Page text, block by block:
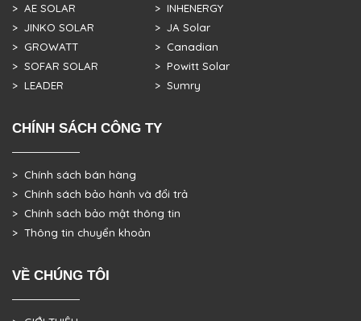
> AE SOLAR
> JINKO SOLAR
> GROWATT
> SOFAR SOLAR
> LEADER
> INHENERGY
> JA Solar
> Canadian
> Powitt Solar
> Sumry
CHÍNH SÁCH CÔNG TY
> Chính sách bán hàng
> Chính sách bảo hành và đổi trả
> Chính sách bảo mật thông tin
> Thông tin chuyển khoản
VỀ CHÚNG TÔI